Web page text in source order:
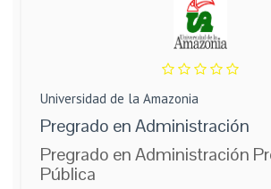
Universidad de la Amazonia
Pregrado en Administración
Pregrado en Administración
Pública